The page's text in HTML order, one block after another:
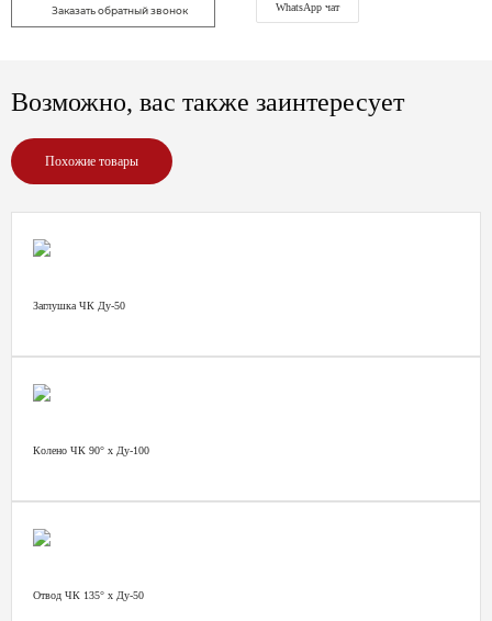
Заказать обратный звонок WhatsApp чат
Возможно, вас также заинтересует
Похожие товары
Заглушка ЧК Ду-50
Колено ЧК 90° х Ду-100
Отвод ЧК 135° х Ду-50